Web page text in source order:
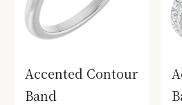
Accented Contour
Band